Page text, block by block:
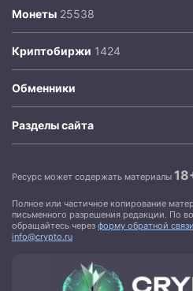
Монеты
Криптобиржи
Обменники
Разделы сайта
Ресурс может содержать материалы
Полное или частичное копирование
письменного разрешения редакции. По
обращайтесь через форму обратной связи
info@crypto.ru